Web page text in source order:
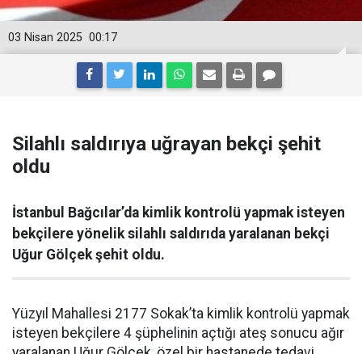
00:17
03 Nisan 2025
Silahlı saldırıya uğrayan bekçi şehit
oldu
İstanbul Bağcılar’da kimlik kontrolü yapmak isteyen
bekçilere yönelik silahlı saldırıda yaralanan bekçi
Uğur Gölçek şehit oldu.
Yüzyıl Mahallesi 2177 Sokak’ta kimlik kontrolü yapmak
isteyen bekçilere 4 şüphelinin açtığı ateş sonucu ağır